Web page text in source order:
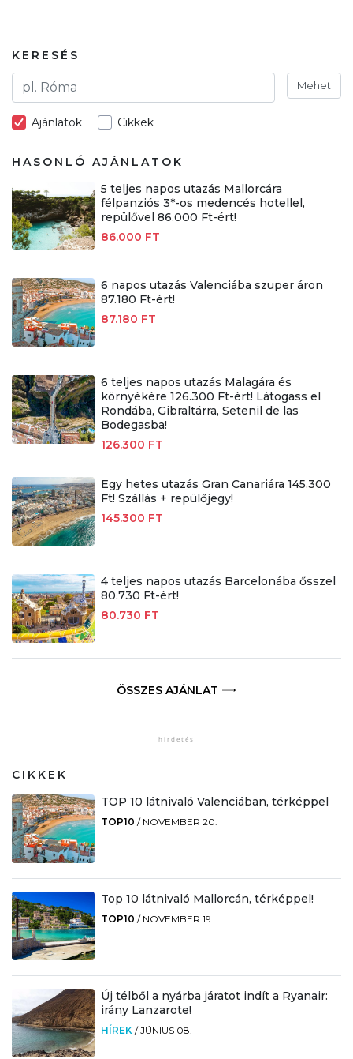
KERESÉS
Mehet
Ajánlatok Cikkek
HASONLÓ AJÁNLATOK
5 teljes napos utazás Mallorcára
félpanziós 3*-os medencés hotellel,
repülővel 86.000 Ft-ért!
86.000 FT
6 napos utazás Valenciába szuper áron
87.180 Ft-ért!
87.180 FT
6 teljes napos utazás Malagára és
környékére 126.300 Ft-ért! Látogass el
Rondába, Gibraltárra, Setenil de las
Bodegasba!
126.300 FT
Egy hetes utazás Gran Canariára 145.300
Ft! Szállás + repülőjegy!
145.300 FT
4 teljes napos utazás Barcelonába ősszel
80.730 Ft-ért!
80.730 FT
ÖSSZES AJÁNLAT
CIKKEK
TOP 10 látnivaló Valenciában, térképpel
TOP10 / NOVEMBER 20.
Top 10 látnivaló Mallorcán, térképpel!
TOP10 / NOVEMBER 19.
Új télből a nyárba járatot indít a Ryanair:
irány Lanzarote!
HÍREK /JÚNIUS 08.